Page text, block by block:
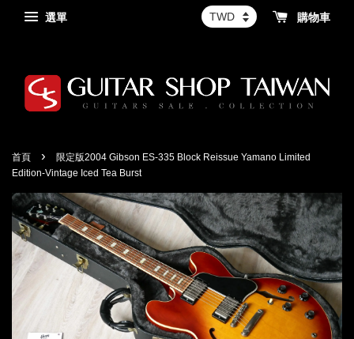
選單 購物車
首頁 ›
限定版2004 Gibson ES-335 Block Reissue Yamano Limited
Edition-Vintage Iced Tea Burst